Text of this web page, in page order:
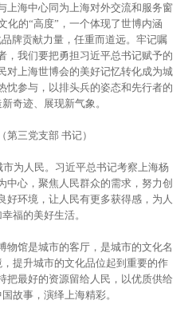
上海中心同为上海对外交流和服务窗
化的“高度”，一个体现了世博内涵
牌贡献力量，任重而道远。牢记嘱
，我们要把勇担习近平总书记赋予的
对上海世博会的美好记忆转化成为城
忱参与，以排头兵的姿态和先行者的
奇迹、展现新气象。
第三党支部 书记）
为人民。习近平总书记考察上海杨
中心，聚焦人民群众的需求，努力创
好环境，让人民有更多获得感，为人
福的美好生活。
物馆是城市的客厅，是城市的文化名
提升城市的文化品位起到重要的作
把最好的资源留给人民，以优质供给
故事，演绎上海精彩。